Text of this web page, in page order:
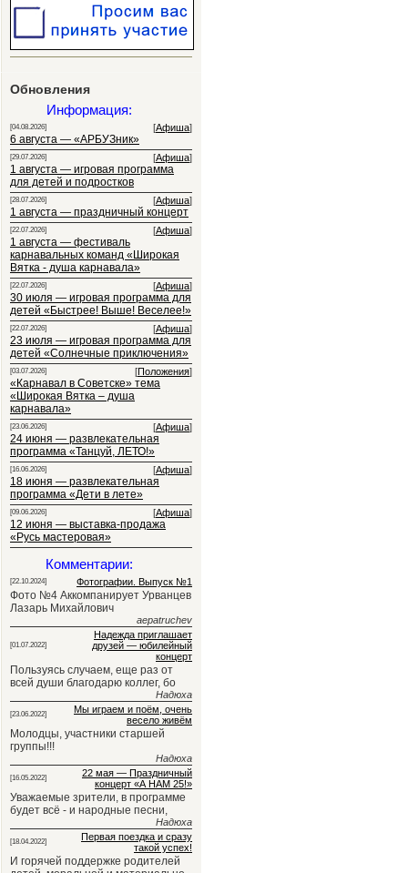
Обновления
Информация:
[04.08.2026] [Афиша]
6 августа — «АРБУЗник»
[29.07.2026] [Афиша]
1 августа — игровая программа
для детей и подростков
[28.07.2026] [Афиша]
1 августа — праздничный концерт
[22.07.2026] [Афиша]
1 августа — фестиваль
карнавальных команд «Широкая
Вятка - душа карнавала»
[22.07.2026] [Афиша]
30 июля — игровая программа для
детей «Быстрее! Выше! Веселее!»
[22.07.2026] [Афиша]
23 июля — игровая программа для
детей «Солнечные приключения»
[03.07.2026] [Положения]
«Карнавал в Советске» тема
«Широкая Вятка – душа
карнавала»
[23.06.2026] [Афиша]
24 июня — развлекательная
программа «Танцуй, ЛЕТО!»
[16.06.2026] [Афиша]
18 июня — развлекательная
программа «Дети в лете»
[09.06.2026] [Афиша]
12 июня — выставка-продажа
«Русь мастеровая»
Комментарии:
[22.10.2024] Фотографии. Выпуск №1
Фото №4 Аккомпанирует Урванцев
Лазарь Михайлович
aepatruchev
[01.07.2022]
Надежда приглашает
друзей — юбилейный
концерт
Пользуясь случаем, еще раз от
всей души благодарю коллег, бо
Надюха
[23.06.2022]
Мы играем и поём, очень
весело живём
Молодцы, участники старшей
группы!!!
Надюха
[16.05.2022]
22 мая — Праздничный
концерт «А НАМ 25!»
Уважаемые зрители, в программе
будет всё - и народные песни,
Надюха
[18.04.2022]
Первая поездка и сразу
такой успех!
И горячей поддержке родителей